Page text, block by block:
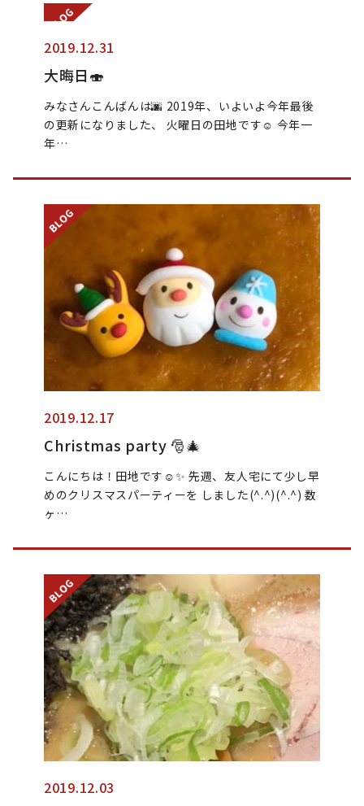
2019.12.31
大晦日🍣
みなさんこんばんは🌆 2019年、いよいよ今年最後
の更新になりました、 火曜日の田地です☺︎ 今年一
年…
2019.12.17
Christmas party 🎅🎄
こんにちは！田地です☺︎✨ 先週、友人宅にて少し早
めのクリスマスパーティーを しました(^.^)(^.^) 数
ヶ…
2019.12.03